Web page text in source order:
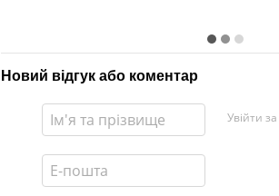
Новий відгук або коментар
Увійти